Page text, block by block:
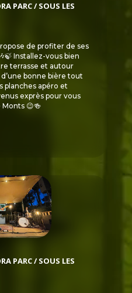
PARC / SOUS LES
de profiter de ses
Installez-vous bien
terrasse et autour
bonne bière tout
planches apéro et
exprès pour vous
Monts 😉🍻
PARC / SOUS LES